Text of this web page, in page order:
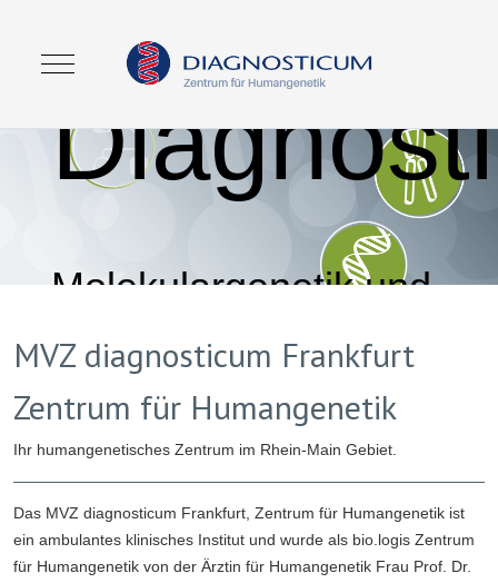
Mobile Menu Toggle
Molekulargenetik und
MVZ diagnosticum Frankfurt
Zentrum für Humangenetik
Ihr humangenetisches Zentrum im Rhein-Main Gebiet.
Das MVZ diagnosticum Frankfurt, Zentrum für Humangenetik ist
ein ambulantes klinisches Institut und wurde als bio.logis Zentrum
für Humangenetik von der Ärztin für Humangenetik Frau Prof. Dr.